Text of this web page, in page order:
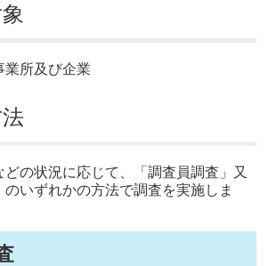
業所及び企業
の状況に応じて、「調査員調査」又
のいずれかの方法で調査を実施しま